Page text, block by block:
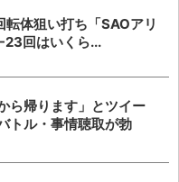
転体狙い打ち「SAOアリ
23回はいくら...
ら帰ります」とツイー
トル・事情聴取が勃